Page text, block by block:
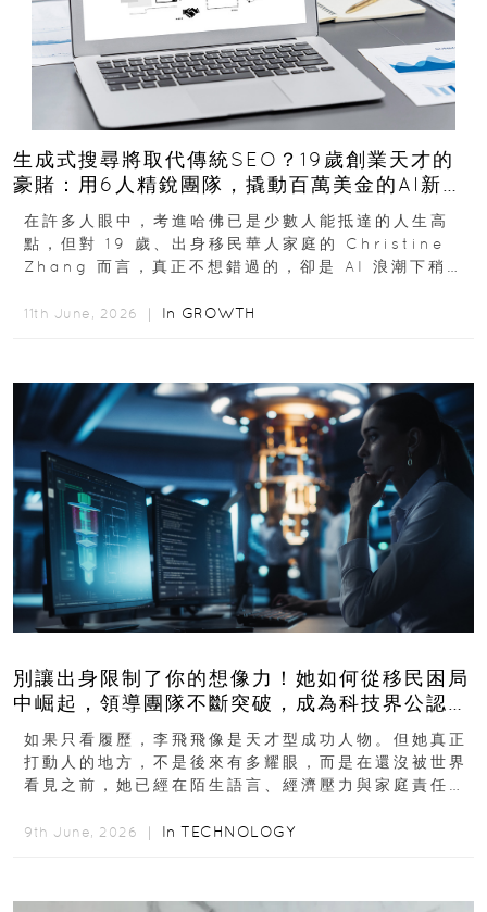
生成式搜尋將取代傳統SEO？19歲創業天才的
豪賭：用6人精銳團隊，撬動百萬美金的AI新商
機
在許多人眼中，考進哈佛已是少數人能抵達的人生高
點，但對 19 歲、出身移民華人家庭的 Christine
Zhang 而言，真正不想錯過的，卻是 AI 浪潮下稍縱
11th June, 2026 ｜ In GROWTH
別讓出身限制了你的想像力！她如何從移民困局
中崛起，領導團隊不斷突破，成為科技界公認的
「教母」？
如果只看履歷，李飛飛像是天才型成功人物。但她真正
打動人的地方，不是後來有多耀眼，而是在還沒被世界
看見之前，她已經在陌生語言、經濟壓力與家庭責任之
西...
9th June, 2026 ｜ In TECHNOLOGY